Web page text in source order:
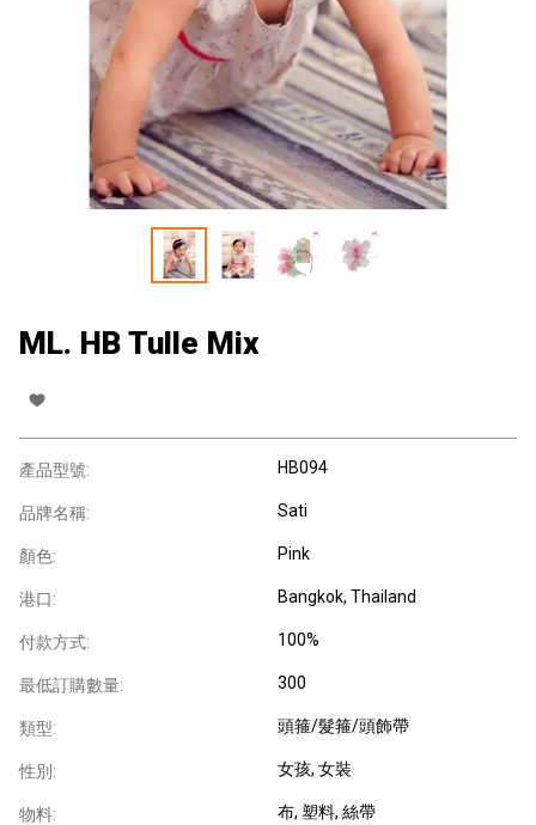
ML. HB Tulle Mix
產品型號: HB094
品牌名稱: Sati
顏色: Pink
港口: Bangkok, Thailand
付款方式: 100%
最低訂購數量: 300
類型: 頭箍/髮箍/頭飾帶
性別: 女孩, 女裝
物料: 布, 塑料, 絲帶